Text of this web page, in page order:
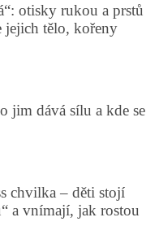
otisky rukou a prstů
jejich tělo, kořeny
jim dává sílu a kde se
chvilka – děti stojí
a vnímají, jak rostou